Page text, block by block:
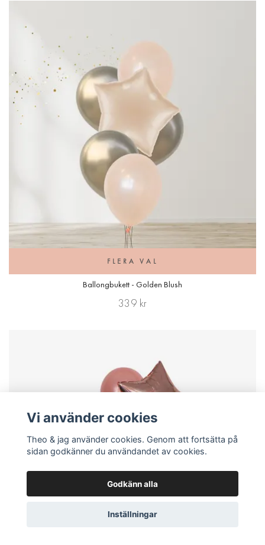
FLERA VAL
Ballongbukett - Golden Blush
339 kr
Vi använder cookies
Theo & jag använder cookies. Genom att fortsätta på
sidan godkänner du användandet av cookies.
Godkänn alla
Inställningar